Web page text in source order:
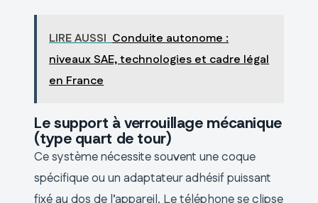
LIRE AUSSI Conduite autonome :
niveaux SAE, technologies et cadre légal
en France
Le support à verrouillage mécanique
(type quart de tour)
Ce système nécessite souvent une coque
spécifique ou un adaptateur adhésif puissant
fixé au dos de l’appareil. Le téléphone se clipse